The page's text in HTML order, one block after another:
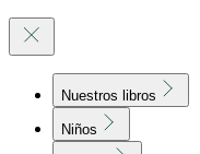
Nuestros libros
Niños